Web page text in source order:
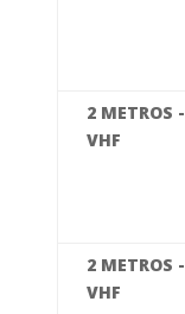
2 METROS -
VHF
2 METROS -
VHF